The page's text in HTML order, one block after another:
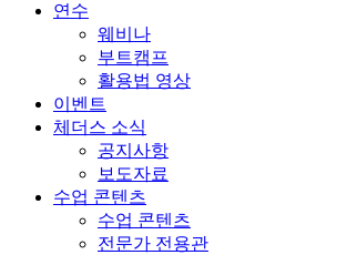
연수
웨비나
부트캠프
활용법 영상
이벤트
체더스 소식
공지사항
보도자료
수업 콘텐츠
수업 콘텐츠
전문가 전용관